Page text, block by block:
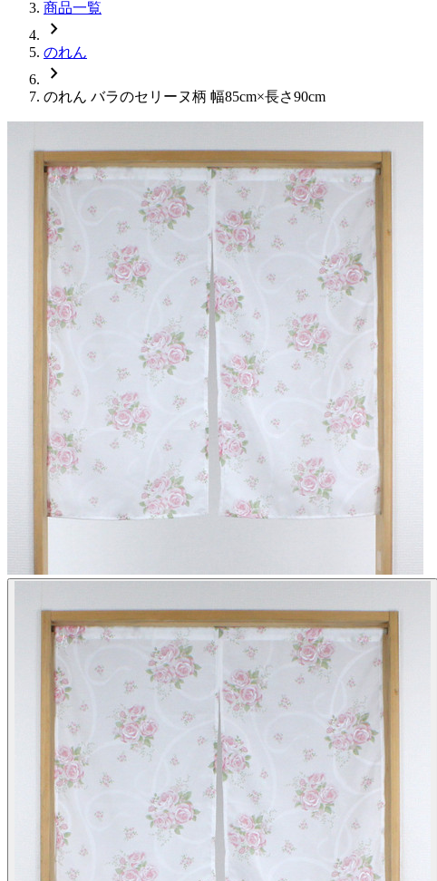
商品一覧
chevron_right
のれん
chevron_right
のれん バラのセリーヌ柄 幅85cm×長さ90cm